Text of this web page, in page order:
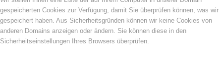
gespeicherten Cookies zur Verfügung, damit Sie überprüfen können, was wir
gespeichert haben. Aus Sicherheitsgründen können wir keine Cookies von
anderen Domains anzeigen oder ändern. Sie können diese in den
Sicherheitseinstellungen Ihres Browsers überprüfen.